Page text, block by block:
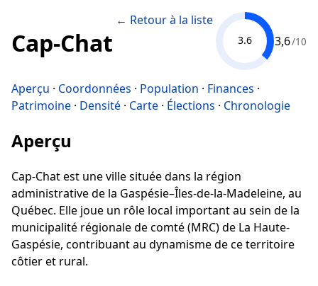
Cap-Chat
← Retour à la liste
3.6 3,6/10
Aperçu · Coordonnées · Population · Finances ·
Patrimoine · Densité · Carte · Élections · Chronologie
Aperçu
Cap-Chat est une ville située dans la région
administrative de la Gaspésie–Îles-de-la-Madeleine, au
Québec. Elle joue un rôle local important au sein de la
municipalité régionale de comté (MRC) de La Haute-
Gaspésie, contribuant au dynamisme de ce territoire
côtier et rural.